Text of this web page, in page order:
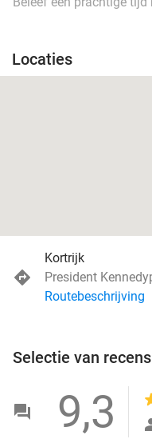
Locaties
Kortrijk
President
Routebeschrijving
Selectie van
9,3